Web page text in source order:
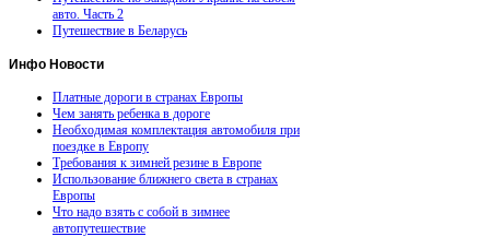
авто. Часть 2
Путешествие в Беларусь
Инфо Новости
Платные дороги в странах Европы
Чем занять ребенка в дороге
Необходимая комплектация автомобиля при
поездке в Европу
Требования к зимней резине в Европе
Использование ближнего света в странах
Европы
Что надо взять с собой в зимнее
автопутешествие